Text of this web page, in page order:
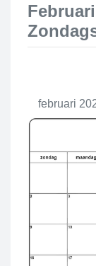
februari